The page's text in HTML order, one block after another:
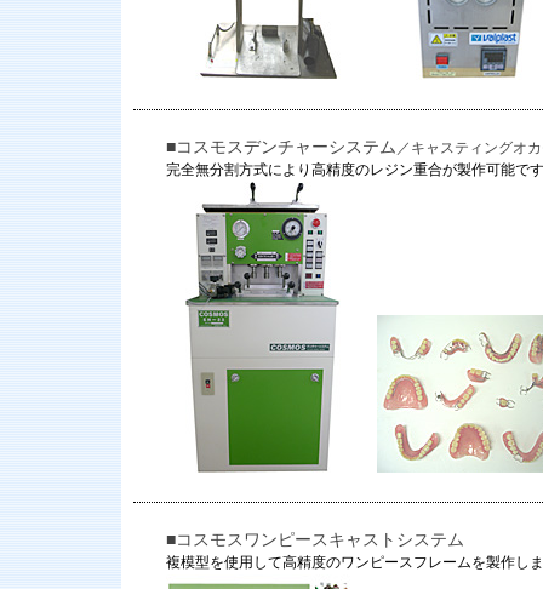
■コスモスデンチャーシステム ／キャスティングオ
完全無分割方式により高精度のレジン重合が製作可能で
■コスモスワンピースキャストシステム
複模型を使用して高精度のワンピースフレームを製作し